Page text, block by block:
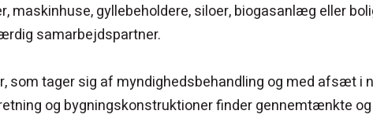
maskinhuse, gyllebeholdere, siloer, biogasanlæg eller
samarbejdspartner.
som tager sig af myndighedsbehandling og med afsæt i
og bygningskonstruktioner finder gennemtænkte